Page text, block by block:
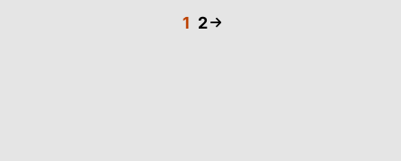
1 2